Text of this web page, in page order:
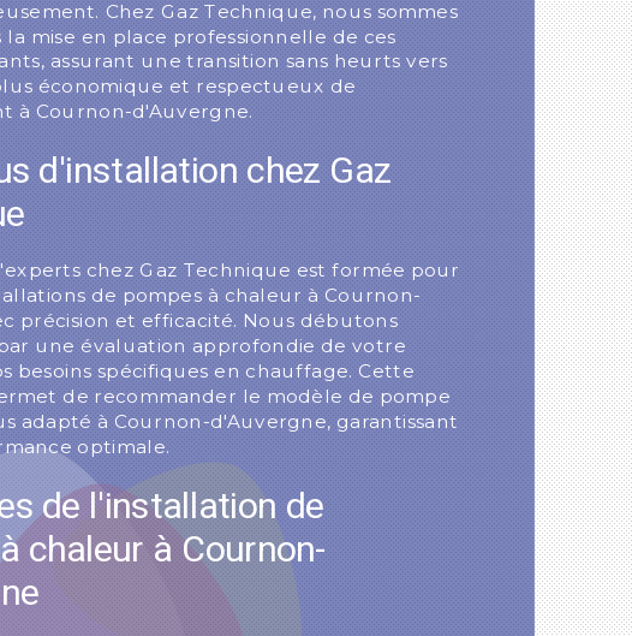
Chez Gaz Technique, nous sommes
la mise en place professionnelle de ces
assurant une transition sans heurts vers
économique et respectueux de
à Cournon-d'Auvergne.
d'installation chez Gaz
chez Gaz Technique est formée pour
de pompes à chaleur à Cournon-
précision et efficacité. Nous débutons
une évaluation approfondie de votre
besoins spécifiques en chauffage. Cette
de recommander le modèle de pompe
adapté à Cournon-d'Auvergne, garantissant
optimale.
de l'installation de
chaleur à Cournon-